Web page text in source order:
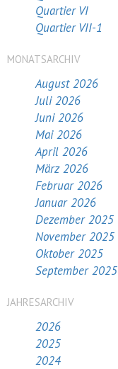
Quartier VI
Quartier VII-1
MONATSARCHIV
August 2026
Juli 2026
Juni 2026
Mai 2026
April 2026
März 2026
Februar 2026
Januar 2026
Dezember 2025
November 2025
Oktober 2025
September 2025
JAHRESARCHIV
2026
2025
2024